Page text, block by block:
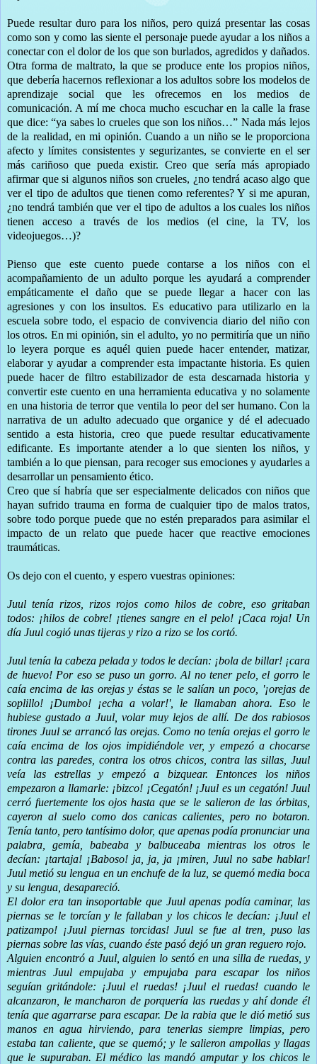
Puede resultar duro para los niños, pero quizá presentar las cosas
como son y como las siente el personaje puede ayudar a los niños a
conectar con el dolor de los que son burlados, agredidos y dañados.
Otra forma de maltrato, la que se produce ente los propios niños,
que debería hacernos reflexionar a los adultos sobre los modelos de
aprendizaje social que les ofrecemos en los medios de
comunicación. A mí me choca mucho escuchar en la calle la frase
que dice: “ya sabes lo crueles que son los niños…” Nada más lejos
de la realidad, en mi opinión. Cuando a un niño se le proporciona
afecto y límites consistentes y segurizantes, se convierte en el ser
más cariñoso que pueda existir. Creo que sería más apropiado
afirmar que si algunos niños son crueles, ¿no tendrá acaso algo que
ver el tipo de adultos que tienen como referentes? Y si me apuran,
¿no tendrá también que ver el tipo de adultos a los cuales los niños
tienen acceso a través de los medios (el cine, la TV, los
videojuegos…)?
Pienso que este cuento puede contarse a los niños con el
acompañamiento de un adulto porque les ayudará a comprender
empáticamente el daño que se puede llegar a hacer con las
agresiones y con los insultos. Es educativo para utilizarlo en la
escuela sobre todo, el espacio de convivencia diario del niño con
los otros. En mi opinión, sin el adulto, yo no permitiría que un niño
lo leyera porque es aquél quien puede hacer entender, matizar,
elaborar y ayudar a comprender esta impactante historia. Es quien
puede hacer de filtro estabilizador de esta descarnada historia y
convertir este cuento en una herramienta educativa y no solamente
en una historia de terror que ventila lo peor del ser humano. Con la
narrativa de un adulto adecuado que organice y dé el adecuado
sentido a esta historia, creo que puede resultar educativamente
edificante. Es importante atender a lo que sienten los niños, y
también a lo que piensan, para recoger sus emociones y ayudarles a
desarrollar un pensamiento ético.
Creo que sí habría que ser especialmente delicados con niños que
hayan sufrido trauma en forma de cualquier tipo de malos tratos,
sobre todo porque puede que no estén preparados para asimilar el
impacto de un relato que puede hacer que reactive emociones
traumáticas.
Os dejo con el cuento, y espero vuestras opiniones:
Juul tenía rizos, rizos rojos como hilos de cobre, eso gritaban
todos: ¡hilos de cobre! ¡tienes sangre en el pelo! ¡Caca roja! Un
día Juul cogió unas tijeras y rizo a rizo se los cortó.
Juul tenía la cabeza pelada y todos le decían: ¡bola de billar! ¡cara
de huevo! Por eso se puso un gorro. Al no tener pelo, el gorro le
caía encima de las orejas y éstas se le salían un poco, '¡orejas de
soplillo! ¡Dumbo! ¡echa a volar!', le llamaban ahora. Eso le
hubiese gustado a Juul, volar muy lejos de allí. De dos rabiosos
tirones Juul se arrancó las orejas. Como no tenía orejas el gorro le
caía encima de los ojos impidiéndole ver, y empezó a chocarse
contra las paredes, contra los otros chicos, contra las sillas, Juul
veía las estrellas y empezó a bizquear. Entonces los niños
empezaron a llamarle: ¡bizco! ¡Cegatón! ¡Juul es un cegatón! Juul
cerró fuertemente los ojos hasta que se le salieron de las órbitas,
cayeron al suelo como dos canicas calientes, pero no botaron.
Tenía tanto, pero tantísimo dolor, que apenas podía pronunciar una
palabra, gemía, babeaba y balbuceaba mientras los otros le
decían: ¡tartaja! ¡Baboso! ja, ja, ja ¡miren, Juul no sabe hablar!
Juul metió su lengua en un enchufe de la luz, se quemó media boca
y su lengua, desapareció.
El dolor era tan insoportable que Juul apenas podía caminar, las
piernas se le torcían y le fallaban y los chicos le decían: ¡Juul el
patizampo! ¡Juul piernas torcidas! Juul se fue al tren, puso las
piernas sobre las vías, cuando éste pasó dejó un gran reguero rojo.
Alguien encontró a Juul, alguien lo sentó en una silla de ruedas, y
mientras Juul empujaba y empujaba para escapar los niños
seguían gritándole: ¡Juul el ruedas! ¡Juul el ruedas! cuando le
alcanzaron, le mancharon de porquería las ruedas y ahí donde él
tenía que agarrarse para escapar. De la rabia que le dió metió sus
manos en agua hirviendo, para tenerlas siempre limpias, pero
estaba tan caliente, que se quemó; y le salieron ampollas y llagas
que le supuraban. El médico las mandó amputar y los chicos le